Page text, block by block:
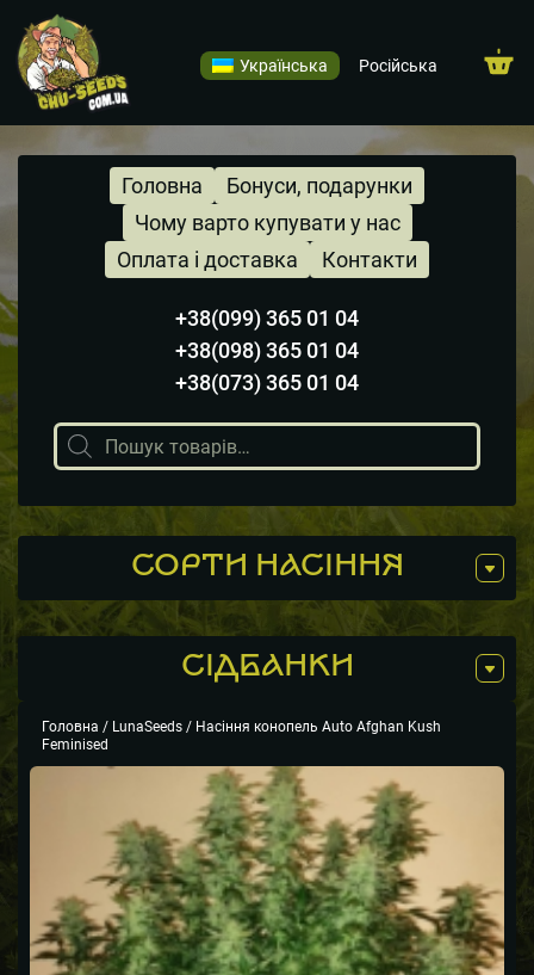
Українська Російська
Головна
Чому варто купувати у нас
Бонуси, подарунки
Оплата і доставка Контакти
+38(099) 365 01 04
+38(098) 365 01 04
+38(073) 365 01 04
Пошук
товарів
СОРТИ НАСІННЯ
СIДБАНКИ
Головна / LunaSeeds / Насіння конопель Auto Afghan Kush
Feminised